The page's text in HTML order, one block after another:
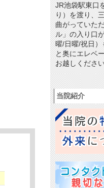
JR池袋駅東口
り）を渡り、
曲がっていた
ル」の入り口
曜/日曜/祝日
と奥にエレベ
お越しくださ
当院紹介